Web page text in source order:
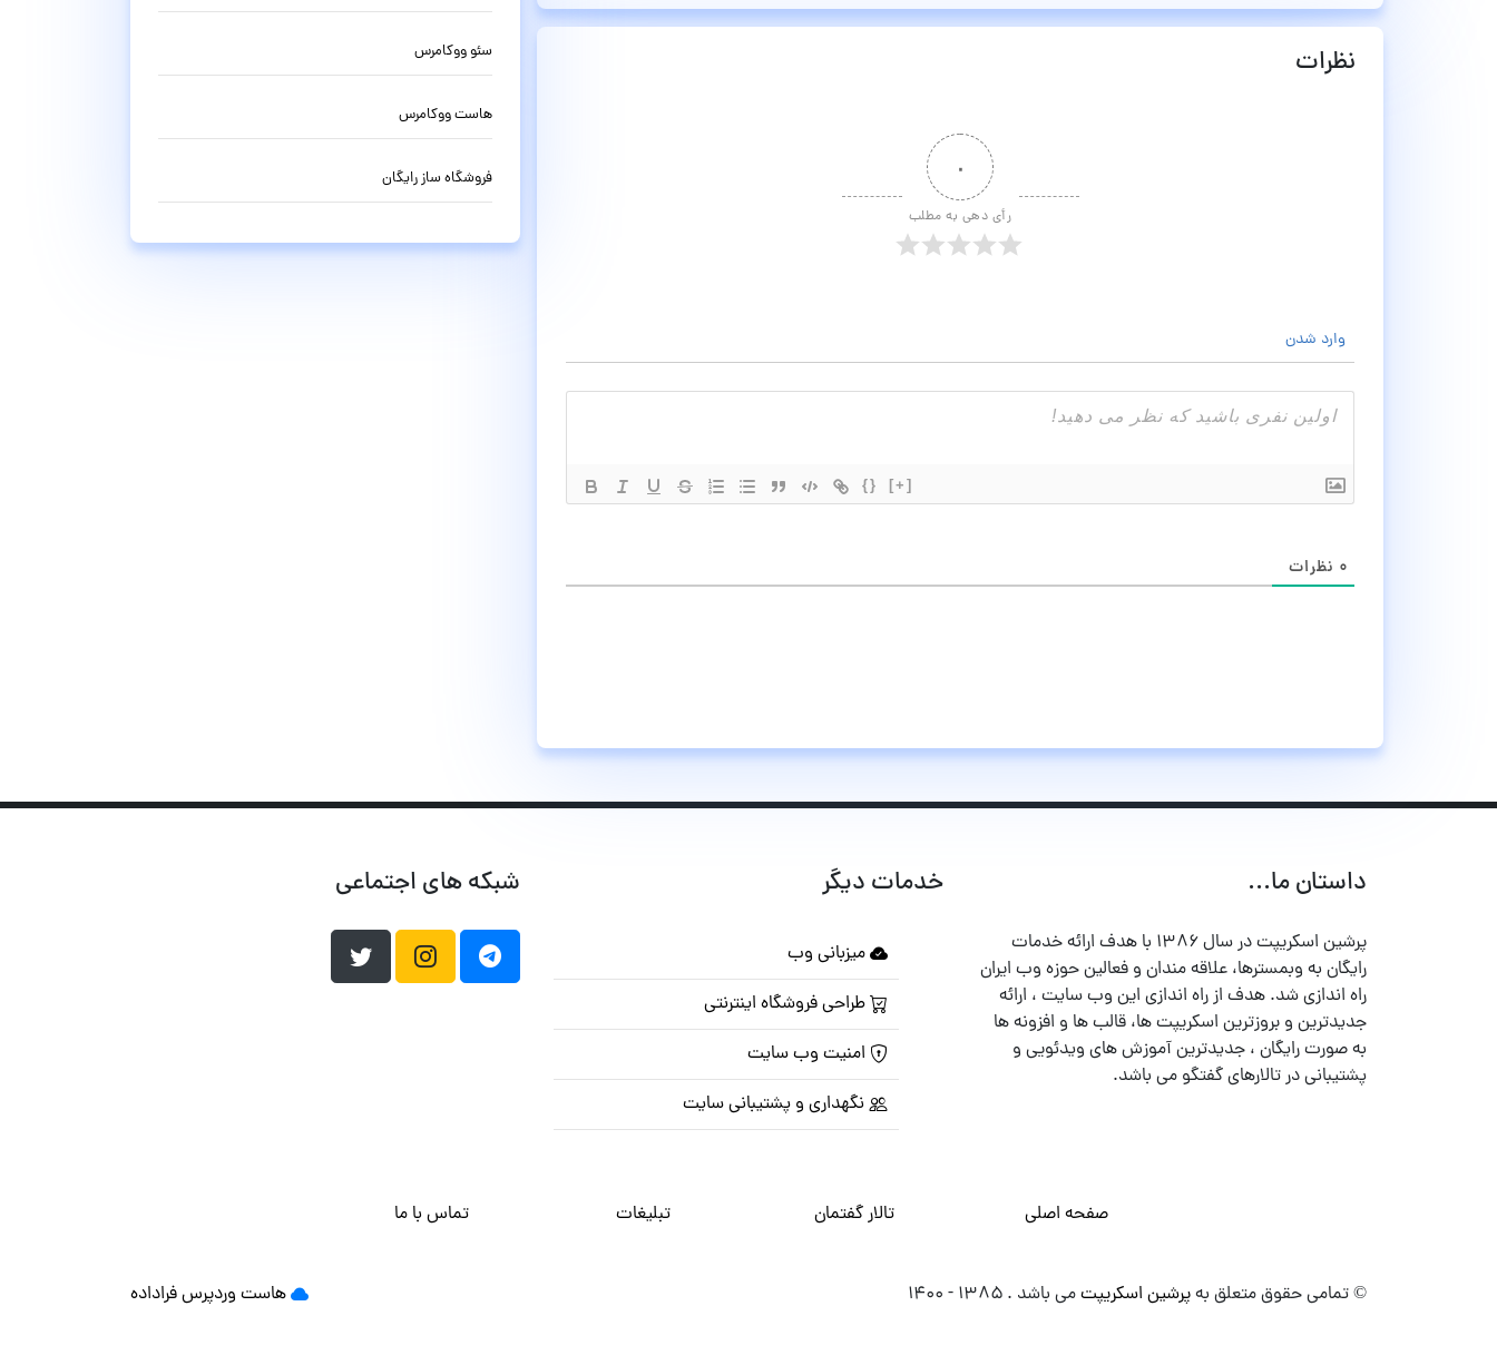
نظرات
۰
رأی دهی به مطلب
وارد شدن
{} [+]
۰ نظرات
سئو ووکامرس
هاست ووکامرس
فروشگاه ساز رایگان
داستان ما...
پرشین اسکریپت در سال ۱۳۸۶ با هدف ارائه خدمات
رایگان به وبمسترها، علاقه مندان و فعالین حوزه وب ایران
راه اندازی شد. هدف از راه اندازی این وب سایت ، ارائه
جدیدترین و بروزترین اسکریپت ها، قالب ها و افزونه ها
به صورت رایگان ، جدیدترین آموزش های ویدئویی و
پشتیبانی در تالارهای گفتگو می باشد.
خدمات دیگر
میزبانی وب
طراحی فروشگاه اینترنتی
امنیت وب سایت
نگهداری و پشتیبانی سایت
شبکه های اجتماعی
صفحه اصلی تالار گفتمان تبلیغات تماس با ما
© تمامی حقوق متعلق بهپرشین اسکریپتمی باشد . ۱۳۸۵ - ۱۴۰۰ هاست وردپرسفراداده